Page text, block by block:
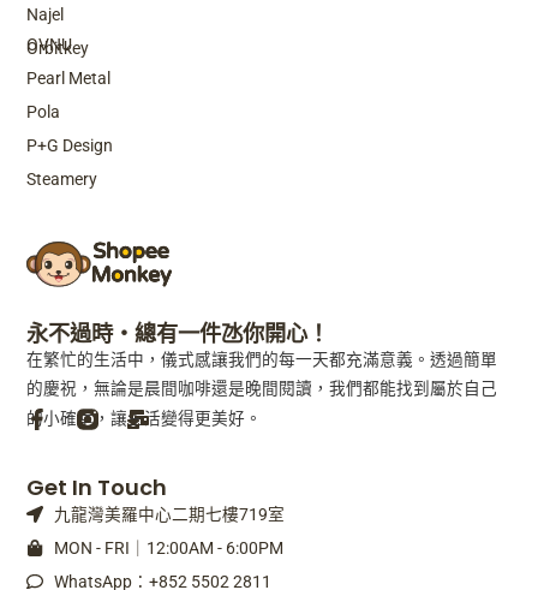
Top Brands
OVNU
Pearl Metal
Pola
P+G Design
Steamery
Najel
Orbitkey
永不過時・總有一件氹你開心！
在繁忙的生活中，儀式感讓我們的每一天都充滿意義。透過簡單
的慶祝，無論是晨間咖啡還是晚間閱讀，我們都能找到屬於自己
的小確幸，讓生活變得更美好。
F
a
c
e
b
M
a
i
l
-
Get In Touch
九龍灣美羅中心二期七樓719室
MON - FRI｜12:00AM - 6:00PM
WhatsApp：+852 5502 2811